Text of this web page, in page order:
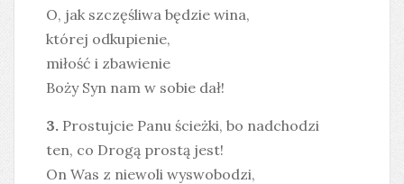
O, jak szczęśliwa będzie wina,
której odkupienie,
miłość i zbawienie
Boży Syn nam w sobie dał!
3. Prostujcie Panu ścieżki, bo nadchodzi
ten, co Drogą prostą jest!
On Was z niewoli wyswobodzi,